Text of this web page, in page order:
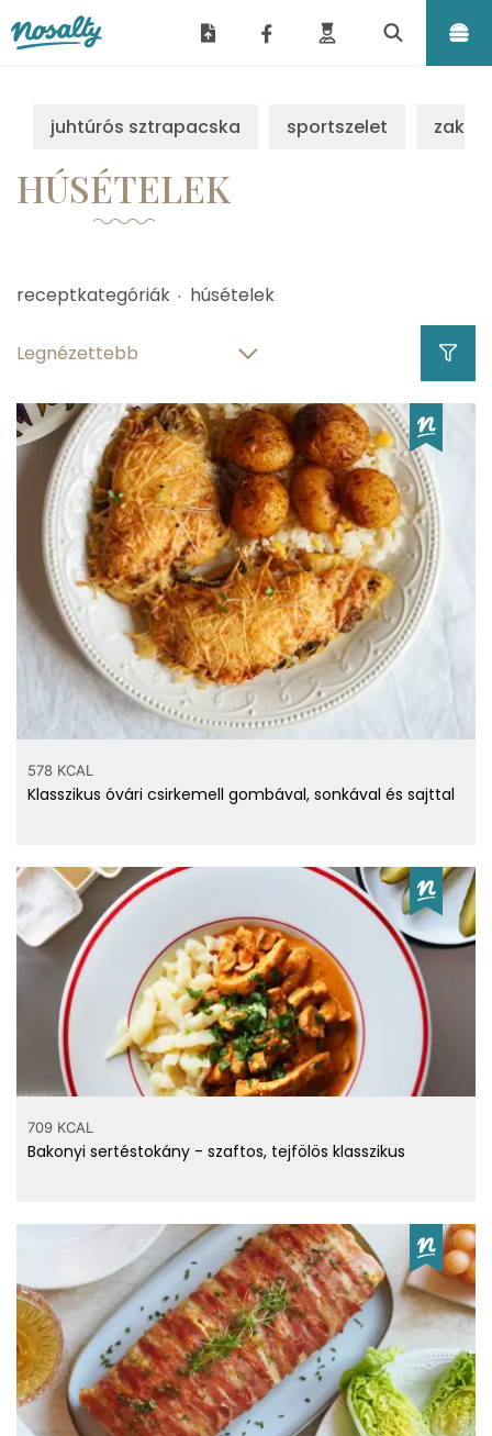
juhtúrós sztrapacska sportszelet
HÚSÉTELEK
receptkategóriák húsételek
578 KCAL
Klasszikus óvári csirkemell gombával, sonkával és sajttal
709 KCAL
Bakonyi sertéstokány - szaftos, tejfölös klasszikus